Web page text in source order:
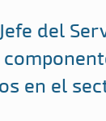
del
en el